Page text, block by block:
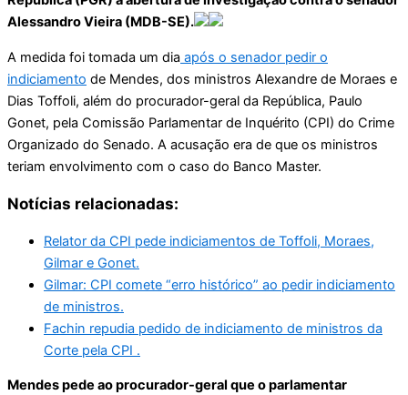
Alessandro Vieira (MDB-SE).
A medida foi tomada um dia após o senador pedir o
indiciamento de Mendes, dos ministros Alexandre de Moraes e
Dias Toffoli, além do procurador-geral da República, Paulo
Gonet, pela Comissão Parlamentar de Inquérito (CPI) do Crime
Organizado do Senado. A acusação era de que os ministros
teriam envolvimento com o caso do Banco Master.
Notícias relacionadas:
Relator da CPI pede indiciamentos de Toffoli, Moraes,
Gilmar e Gonet.
Gilmar: CPI comete “erro histórico” ao pedir indiciamento
de ministros.
Fachin repudia pedido de indiciamento de ministros da
Corte pela CPI .
Mendes pede ao procurador-geral que o parlamentar